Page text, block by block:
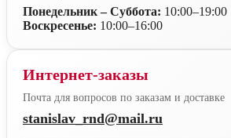
Понедельник – Суббота: 10:00–19:00
Воскресенье: 10:00–16:00
Интернет-заказы
Почта для вопросов по заказам и доставке
stanislav_rnd@mail.ru